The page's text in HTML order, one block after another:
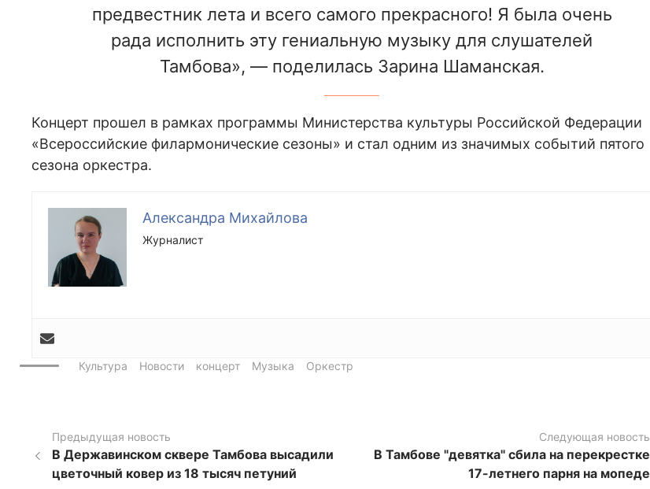
предвестник лета и всего самого прекрасного! Я была очень
рада исполнить эту гениальную музыку для слушателей
Тамбова», — поделилась Зарина Шаманская.
Концерт прошел в рамках программы Министерства культуры Российской Федерации
«Всероссийские филармонические сезоны» и стал одним из значимых событий пятого
сезона оркестра.
Александра Михайлова
Журналист
Культура Новости концерт Музыка Оркестр
Предыдущая новость
В Державинском сквере Тамбова высадили
цветочный ковер из 18 тысяч петуний
Следующая новость
В Тамбове "девятка" сбила на перекрестке
17-летнего парня на мопеде